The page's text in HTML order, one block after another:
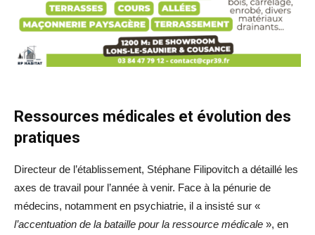
Ressources médicales et évolution des
pratiques
Directeur de l’établissement, Stéphane Filipovitch a détaillé les
axes de travail pour l’année à venir. Face à la pénurie de
médecins, notamment en psychiatrie, il a insisté sur «
l’accentuation de la bataille pour la ressource médicale », en